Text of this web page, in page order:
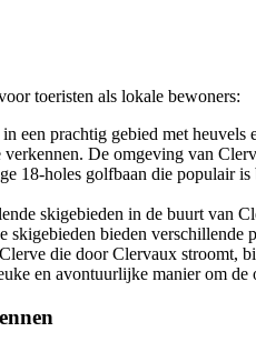
toeristen als lokale bewoners:
een prachtig gebied met heuvels
De omgeving van
18-holes golfbaan die populair
skigebieden in de buurt van
skigebieden bieden
die door Clervaux stroomt,
en avontuurlijke manier om de